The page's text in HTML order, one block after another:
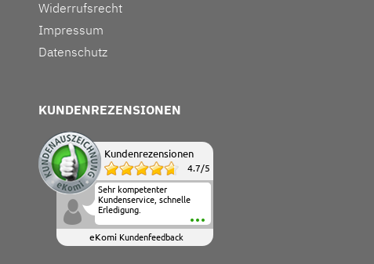
Widerrufsrecht
Impressum
Datenschutz
KUNDENREZENSIONEN
Kundenrezensionen
4.7/5
Sehr kompetenter
Kundenservice, schnelle
Erledigung.
eKomi Kundenfeedback